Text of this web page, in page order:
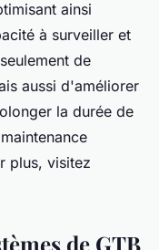
ainsi
à surveiller et
de
aussi d'améliorer
la durée de
plus, visitez
de GTB